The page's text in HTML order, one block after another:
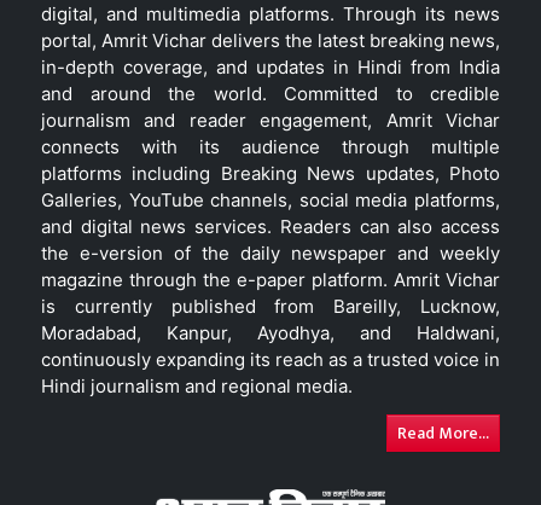
digital, and multimedia platforms. Through its news
portal, Amrit Vichar delivers the latest breaking news,
in-depth coverage, and updates in Hindi from India
and around the world. Committed to credible
journalism and reader engagement, Amrit Vichar
connects with its audience through multiple
platforms including Breaking News updates, Photo
Galleries, YouTube channels, social media platforms,
and digital news services. Readers can also access
the e-version of the daily newspaper and weekly
magazine through the e-paper platform. Amrit Vichar
is currently published from Bareilly, Lucknow,
Moradabad, Kanpur, Ayodhya, and Haldwani,
continuously expanding its reach as a trusted voice in
Hindi journalism and regional media.
Read More...